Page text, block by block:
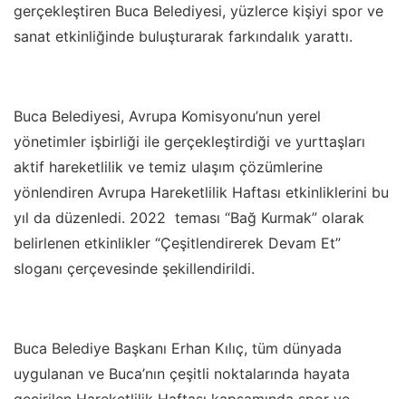
gerçekleştiren Buca Belediyesi, yüzlerce kişiyi spor ve
sanat etkinliğinde buluşturarak farkındalık yarattı.
Buca Belediyesi, Avrupa Komisyonu’nun yerel
yönetimler işbirliği ile gerçekleştirdiği ve yurttaşları
aktif hareketlilik ve temiz ulaşım çözümlerine
yönlendiren Avrupa Hareketlilik Haftası etkinliklerini bu
yıl da düzenledi. 2022 teması “Bağ Kurmak” olarak
belirlenen etkinlikler “Çeşitlendirerek Devam Et”
sloganı çerçevesinde şekillendirildi.
Buca Belediye Başkanı Erhan Kılıç, tüm dünyada
uygulanan ve Buca’nın çeşitli noktalarında hayata